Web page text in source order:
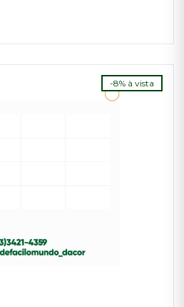
-8% à vista